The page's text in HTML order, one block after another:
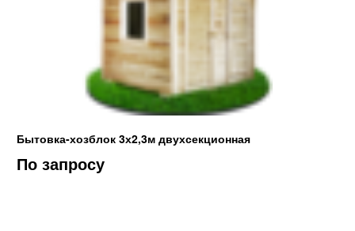
Бытовка-хозблок 3х2,3м двухсекционная
По запросу